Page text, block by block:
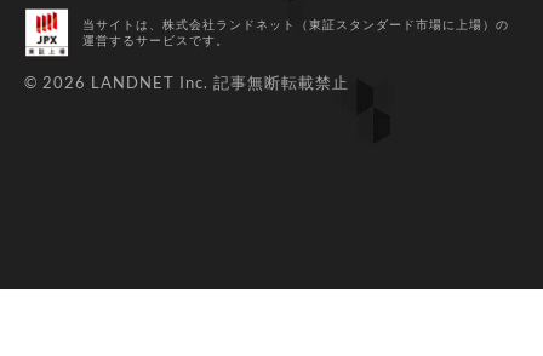
当サイトは、株式会社ランドネット（東証スタンダード市場に上場） の
運営するサービスです。
© 2026 LANDNET Inc. 記事無断転載禁止